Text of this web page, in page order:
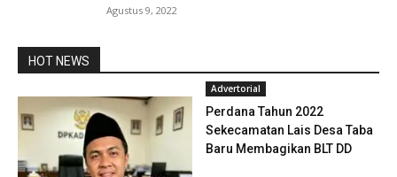
Agustus 9, 2022
HOT NEWS
Advertorial
Perdana Tahun 2022
Sekecamatan Lais Desa Taba
Baru Membagikan BLT DD